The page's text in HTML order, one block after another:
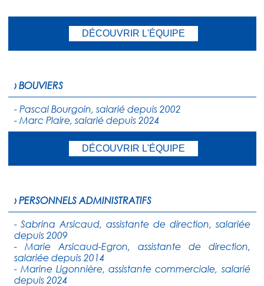
DÉCOUVRIR L'ÉQUIPE
› BOUVIERS
- Pascal Bourgoin, salarié depuis 2002
- Marc Plaire, salarié depuis 2024
DÉCOUVRIR L'ÉQUIPE
› PERSONNELS ADMINISTRATIFS
- Sabrina Arsicaud, assistante de direction, salariée
depuis 2009
- Marie Arsicaud-Egron, assistante de direction,
salariée depuis 2014
- Marine Ligonnière, assistante commerciale, salarié
depuis 2024